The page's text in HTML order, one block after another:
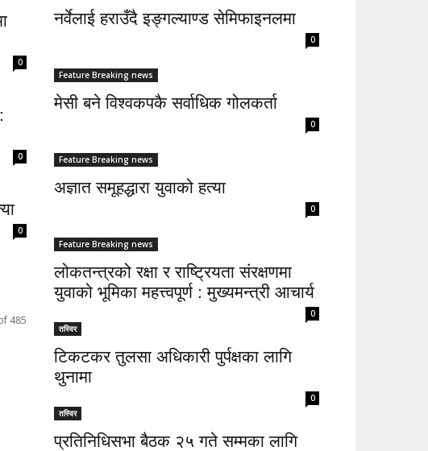
0
0
0
485
नर्वेलाई हराउँदै इङ्गल्याण्ड सेमिफाइनलमा
0
Feature Breaking news
मेसी बने विश्वकपकै सर्वाधिक गोलकर्ता
0
Feature Breaking news
अज्ञात समूहद्धारा युवाको हत्या
0
Feature Breaking news
लोकतन्त्रको रक्षा र राष्ट्रियता संरक्षणमा
युवाको भूमिका महत्त्वपूर्ण : मुख्यमन्त्री आचार्य
0
तस्विर
टिकटकर तुलसा अधिकारी पुर्पक्षका लागि
थुनामा
0
तस्विर
प्रतिनिधिसभा बैठक २५ गते सम्मका लागि